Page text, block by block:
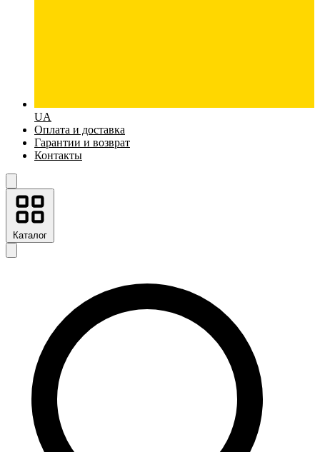
UA
Оплата и доставка
Гарантии и возврат
Контакты
Каталог